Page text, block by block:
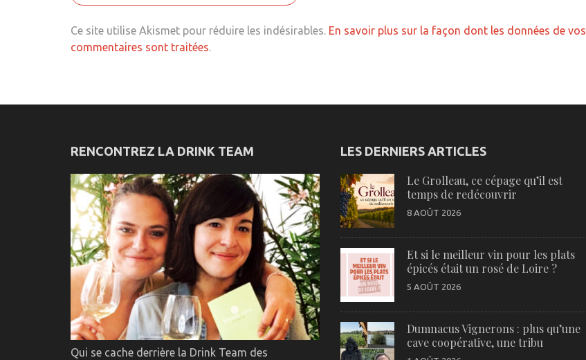
Ce site utilise Akismet pour réduire les indésirables. En savoir plus sur la façon dont les données de vos
commentaires sont traitées.
RENCONTREZ LA DRINK TEAM
Qui se cache derrière la Drink Team des
LES DERNIERS ARTICLES
Le Grolleau, ce cépage qu’il est
temps de redécouvrir
8 AOÛT 2026
Et si le meilleur vin pour les plats
épicés était un rosé de Loire ?
5 AOÛT 2026
Dumnacus Vignerons : plus qu’une
cave coopérative, une tribu